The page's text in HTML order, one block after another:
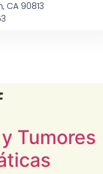
CA 90813
Tumores